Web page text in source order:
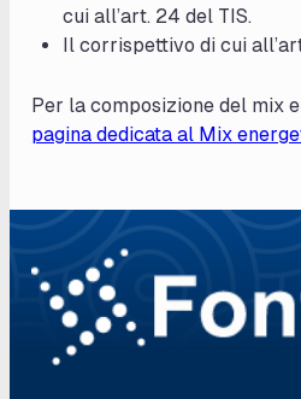
cui all’art. 24 del TIS.
Il corrispettivo di cui
Per la composizione del mix
pagina dedicata al Mix